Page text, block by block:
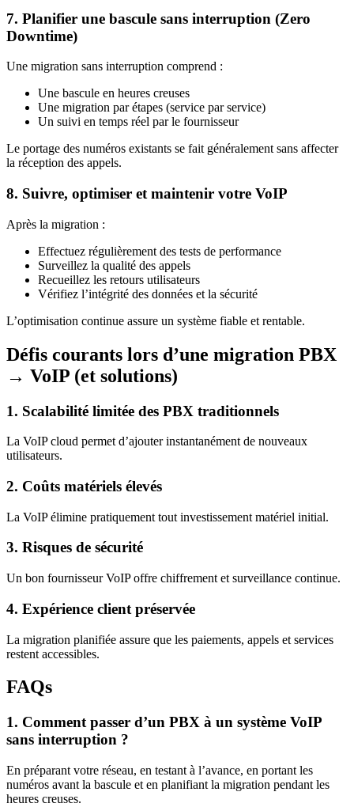
7. Planifier une bascule sans interruption (Zero
Downtime)
Une migration sans interruption comprend :
Une bascule en heures creuses
Une migration par étapes (service par service)
Un suivi en temps réel par le fournisseur
Le portage des numéros existants se fait généralement sans affecter
la réception des appels.
8. Suivre, optimiser et maintenir votre VoIP
Après la migration :
Effectuez régulièrement des tests de performance
Surveillez la qualité des appels
Recueillez les retours utilisateurs
Vérifiez l’intégrité des données et la sécurité
L’optimisation continue assure un système fiable et rentable.
Défis courants lors d’une migration PBX
→ VoIP (et solutions)
1. Scalabilité limitée des PBX traditionnels
La VoIP cloud permet d’ajouter instantanément de nouveaux
utilisateurs.
2. Coûts matériels élevés
La VoIP élimine pratiquement tout investissement matériel initial.
3. Risques de sécurité
Un bon fournisseur VoIP offre chiffrement et surveillance continue.
4. Expérience client préservée
La migration planifiée assure que les paiements, appels et services
restent accessibles.
FAQs
1. Comment passer d’un PBX à un système VoIP
sans interruption ?
En préparant votre réseau, en testant à l’avance, en portant les
numéros avant la bascule et en planifiant la migration pendant les
heures creuses.